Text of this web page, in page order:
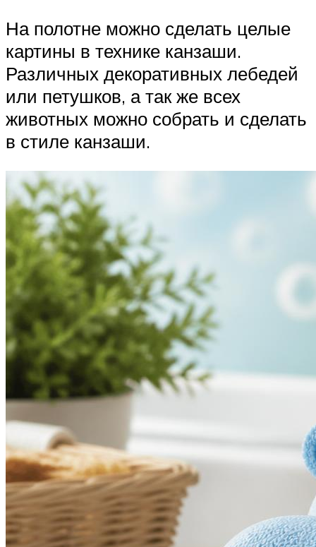
На полотне можно сделать целые
картины в технике канзаши.
Различных декоративных лебедей
или петушков, а так же всех
животных можно собрать и сделать
в стиле канзаши.